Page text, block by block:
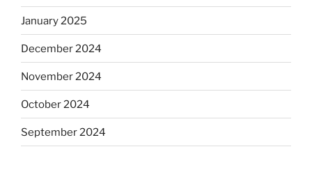
January 2025
December 2024
November 2024
October 2024
September 2024